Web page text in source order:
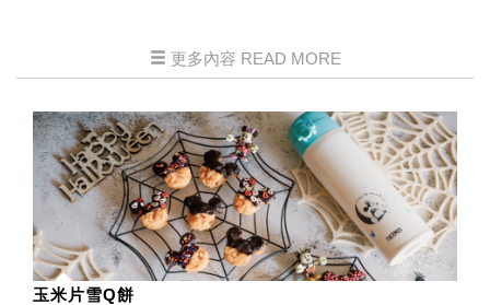
更多內容 READ MORE
玉米片雪Q餅